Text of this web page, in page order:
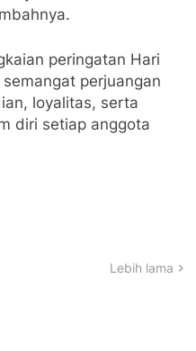
peringatan Hari
perjuangan
loyalitas, serta
diri setiap anggota
Lebih lama